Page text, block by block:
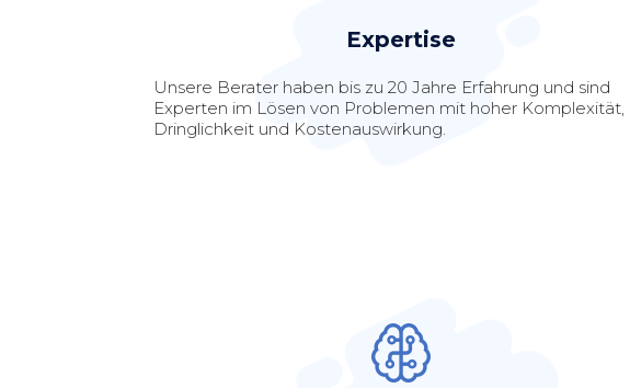
Expertise
Unsere Berater haben bis zu 20 Jahre Erfahrung und sind
Experten im Lösen von Problemen mit hoher Komplexität,
Dringlichkeit und Kostenauswirkung.